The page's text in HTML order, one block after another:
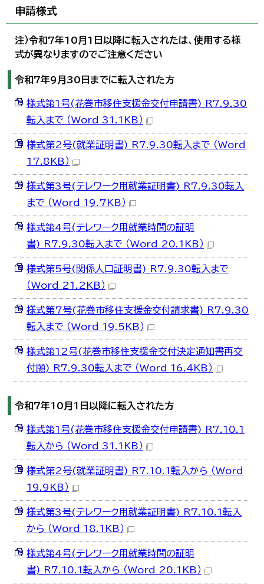
申請様式
注）令和7年10月1日以降に転入されたは、使用する様
式が異なりますのでご注意ください
令和7年9月30日までに転入された方
様式第1号(花巻市移住支援金交付申請書)_R7.9.30
転入まで （Word 31.1KB）
様式第2号(就業証明書)_R7.9.30転入まで （Word
17.8KB）
様式第3号(テレワーク用就業証明書)_R7.9.30転入
まで （Word 19.7KB）
様式第4号(テレワーク用就業時間の証明
書)_R7.9.30転入まで （Word 20.1KB）
様式第5号(関係人口証明書)_R7.9.30転入まで
（Word 21.2KB）
様式第7号(花巻市移住支援金交付請求書)_R7.9.30
転入まで （Word 19.5KB）
様式第12号(花巻市移住支援金交付決定通知書再交
付願)_R7.9.30転入まで （Word 16.4KB）
令和7年10月1日以降に転入された方
様式第1号(花巻市移住支援金交付申請書)_R7.10.1
転入から （Word 31.1KB）
様式第2号(就業証明書)_R7.10.1転入から （Word
19.9KB）
様式第3号(テレワーク用就業証明書)_R7.10.1転入
から （Word 18.1KB）
様式第4号(テレワーク用就業時間の証明
書)_R7.10.1転入から （Word 20.1KB）